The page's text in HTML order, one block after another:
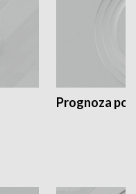
Prognoza